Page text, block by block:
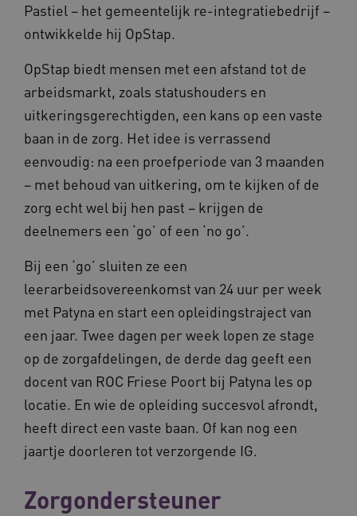
Pastiel – het gemeentelijk re-integratiebedrijf –
ontwikkelde hij OpStap.
OpStap biedt mensen met een afstand tot de
arbeidsmarkt, zoals statushouders en
uitkeringsgerechtigden, een kans op een vaste
baan in de zorg. Het idee is verrassend
eenvoudig: na een proefperiode van 3 maanden
– met behoud van uitkering, om te kijken of de
zorg echt wel bij hen past – krijgen de
deelnemers een ‘go’ of een ‘no go’.
Bij een ‘go’ sluiten ze een
leerarbeidsovereenkomst van 24 uur per week
met Patyna en start een opleidingstraject van
een jaar. Twee dagen per week lopen ze stage
op de zorgafdelingen, de derde dag geeft een
docent van ROC Friese Poort bij Patyna les op
locatie. En wie de opleiding succesvol afrondt,
heeft direct een vaste baan. Of kan nog een
jaartje doorleren tot verzorgende IG.
Zorgondersteuner